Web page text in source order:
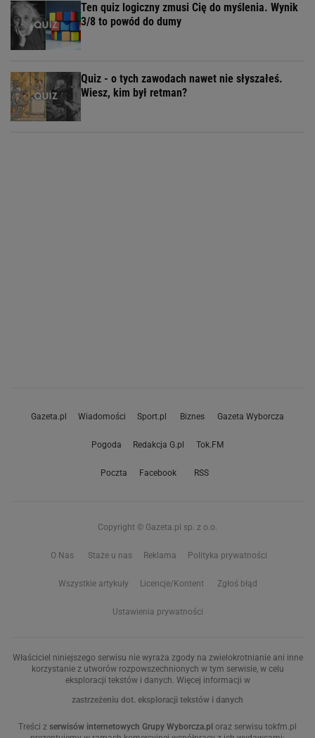
Ten quiz logiczny zmusi Cię do myślenia. Wynik
3/8 to powód do dumy
Quiz - o tych zawodach nawet nie słyszałeś.
Wiesz, kim był retman?
Gazeta.pl Wiadomości Sport.pl Biznes Gazeta Wyborcza
Pogoda Redakcja G.pl Tok.FM
Poczta Facebook RSS
Copyright © Gazeta.pl sp. z o.o.
O Nas Staże u nas Reklama Polityka prywatności
Wszystkie artykuły Licencje/Kontent Zgłoś błąd
Ustawienia prywatności
Właściciel niniejszego serwisu nie wyraża zgody na zwielokrotnianie ani inne
korzystanie z utworów rozpowszechnionych w tym serwisie, w celu
eksploracji tekstów i danych. Więcej informacji w
zastrzeżeniu dot. eksploracji tekstów i danych
Treści z serwisów internetowych Grupy Wyborcza.pl oraz serwisu tokfm.pl